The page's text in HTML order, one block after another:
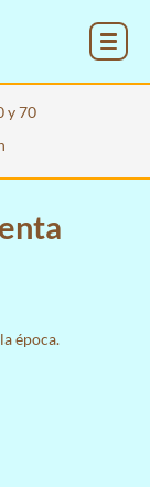
y 70
época.